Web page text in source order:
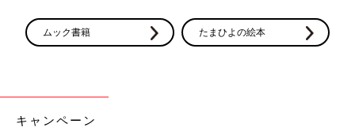
ムック書籍 たまひよの絵本
キャンペーン